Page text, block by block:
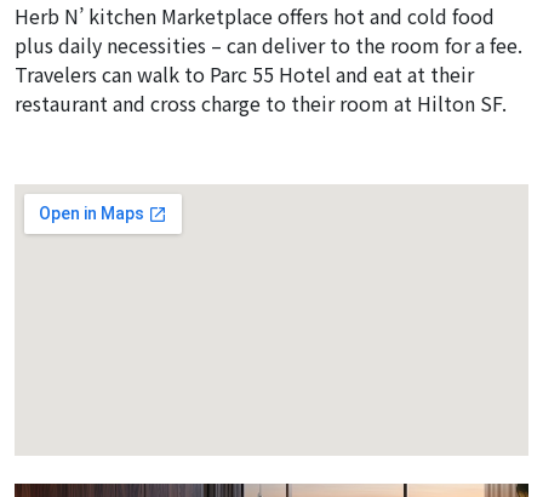
Herb N’ kitchen Marketplace offers hot and cold food
plus daily necessities – can deliver to the room for a fee.
Travelers can walk to Parc 55 Hotel and eat at their
restaurant and cross charge to their room at Hilton SF.